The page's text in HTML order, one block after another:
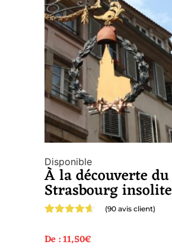
Disponible
À la découverte du
Strasbourg insolite
basé sur
(90 avis client)
De :11,50€